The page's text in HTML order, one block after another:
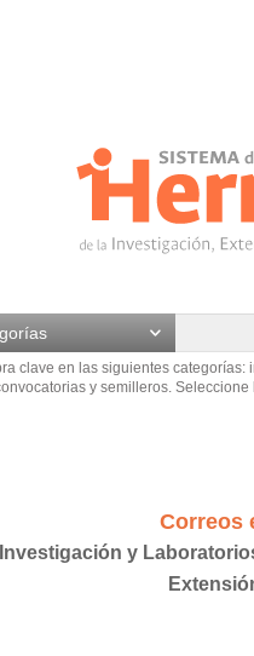
clave en las siguientes
y semilleros.
Correos
Investigación y